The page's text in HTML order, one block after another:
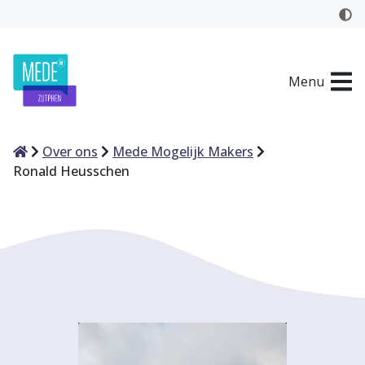
Menu
HomeOver ons
Mede Mogelijk Makers
Ronald Heusschen